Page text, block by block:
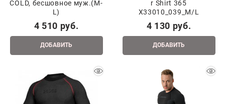
COLD, бесшовное муж.(M-
L)
4 510 руб.
ДОБАВИТЬ
r Shirt 365
X33010_039_M/L
4 130 руб.
ДОБАВИТЬ